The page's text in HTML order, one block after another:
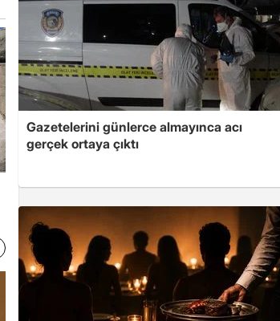
Gazetelerini günlerce almayınca acı
gerçek ortaya çıktı